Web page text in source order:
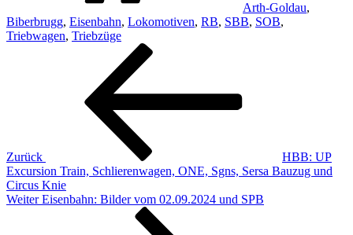
Arth-Goldau,
Biberbrugg, Eisenbahn, Lokomotiven, RB, SBB, SOB,
Triebwagen, Triebzüge
Beitragsnavigation
Zurück
HBB: UP
Excursion Train, Schlierenwagen, ONE, Sgns, Sersa Bauzug und
Circus Knie
Nächster
Weiter Eisenbahn: Bilder vom 02.09.2024 und SPB